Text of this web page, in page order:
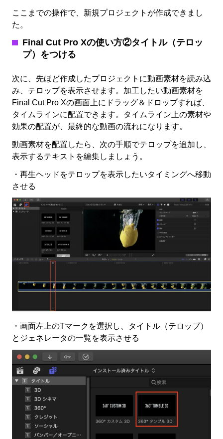
ここまでの操作で、新規プロジェクトが作成できまし
た。
Final Cut Pro Xの使い方②タイトル（テロッ
プ）をつける
次に、先ほど作成したプロジェクトに動画素材を読み込
み、テロップを表示させます。加工したい動画素材を
Final Cut Pro Xの画面上にドラッグ＆ドロップすれば、
タイムラインに配置できます。タイムライン上の素材や
効果の配置が、最終的な動画の流れになります。
動画素材を配置したら、次の手順でテロップを追加し、
表示するテキストを編集しましょう。
・再生ヘッドをテロップを表示したいタイミングへ移動
させる
・画面左上のTマークを選択し、タイトル（テロップ）
とジェネレータの一覧を表示させる